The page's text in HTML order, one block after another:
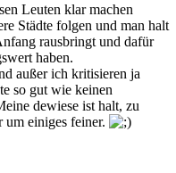
Leuten klar machen
Städte folgen und man halt
rausbringt und dafür
haben.
außer ich kritisieren ja
so gut wie keinen
dewiese ist halt, zu
um einiges feiner.